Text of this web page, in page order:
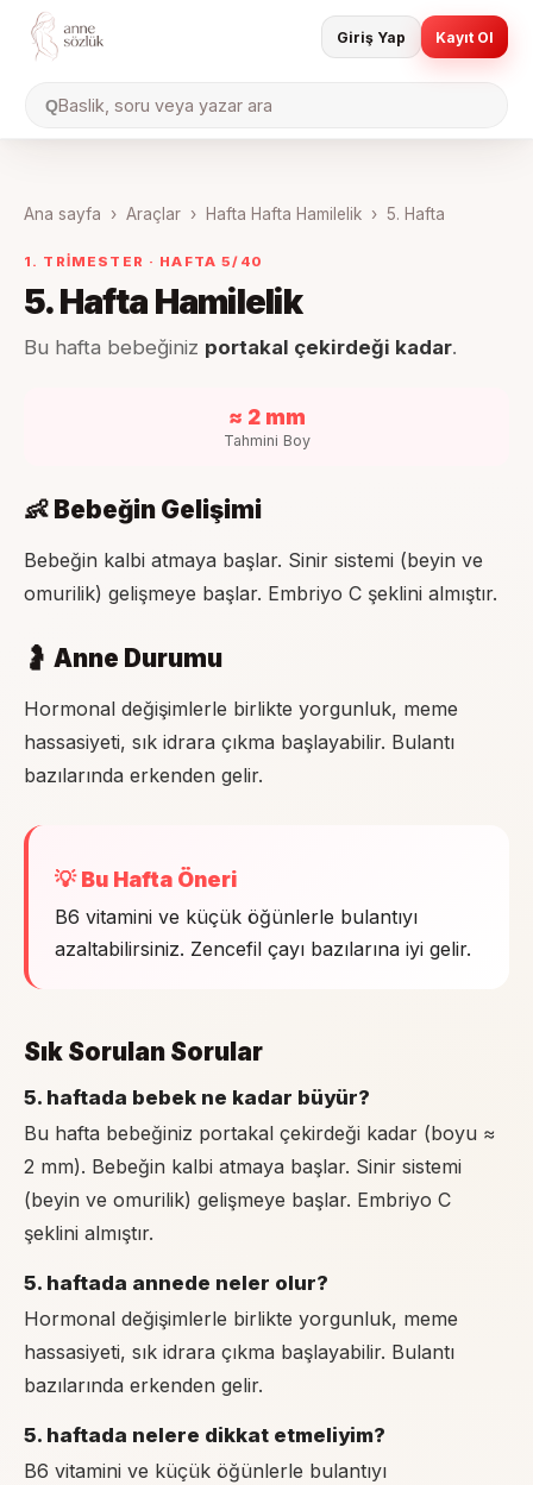
QBaslik, soru veya yazar ara
Giriş Yap Kayıt Ol
Ana sayfa › Araçlar › Hafta Hafta Hamilelik › 5. Hafta
1. TRIMESTER · HAFTA5/40
5. Hafta Hamilelik
Bu hafta bebeğiniz portakal çekirdeği kadar.
≈ 2 mm
Tahmini Boy
👶 Bebeğin Gelişimi
Bebeğin kalbi atmaya başlar. Sinir sistemi (beyin ve
omurilik) gelişmeye başlar. Embriyo C şeklini almıştır.
🤰 Anne Durumu
Hormonal değişimlerle birlikte yorgunluk, meme
hassasiyeti, sık idrara çıkma başlayabilir. Bulantı
bazılarında erkenden gelir.
💡 Bu Hafta Öneri
B6 vitamini ve küçük öğünlerle bulantıyı
azaltabilirsiniz. Zencefil çayı bazılarına iyi gelir.
Sık Sorulan Sorular
5. haftada bebek ne kadar büyür?
Bu hafta bebeğiniz portakal çekirdeği kadar (boyu ≈
2 mm). Bebeğin kalbi atmaya başlar. Sinir sistemi
(beyin ve omurilik) gelişmeye başlar. Embriyo C
şeklini almıştır.
5. haftada annede neler olur?
Hormonal değişimlerle birlikte yorgunluk, meme
hassasiyeti, sık idrara çıkma başlayabilir. Bulantı
bazılarında erkenden gelir.
5. haftada nelere dikkat etmeliyim?
B6 vitamini ve küçük öğünlerle bulantıyı